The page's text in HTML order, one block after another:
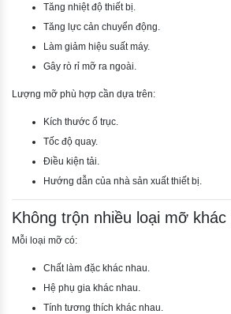
Tăng nhiệt độ thiết bị.
Tăng lực cản chuyển động.
Làm giảm hiệu suất máy.
Gây rò rỉ mỡ ra ngoài.
Lượng mỡ phù hợp cần dựa trên:
Kích thước ổ trục.
Tốc độ quay.
Điều kiện tải.
Hướng dẫn của nhà sản xuất thiết bị.
Không trộn nhiều loại mỡ khác
Mỗi loại mỡ có:
Chất làm đặc khác nhau.
Hệ phụ gia khác nhau.
Tính tương thích khác nhau.